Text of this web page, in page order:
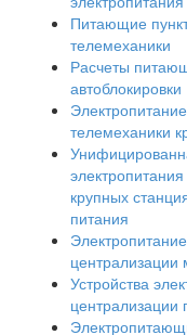
Питающие
телемеханики
Расчеты
автоблокировки
телемеханики
крупных
питания
централизации
Устройства
централизации